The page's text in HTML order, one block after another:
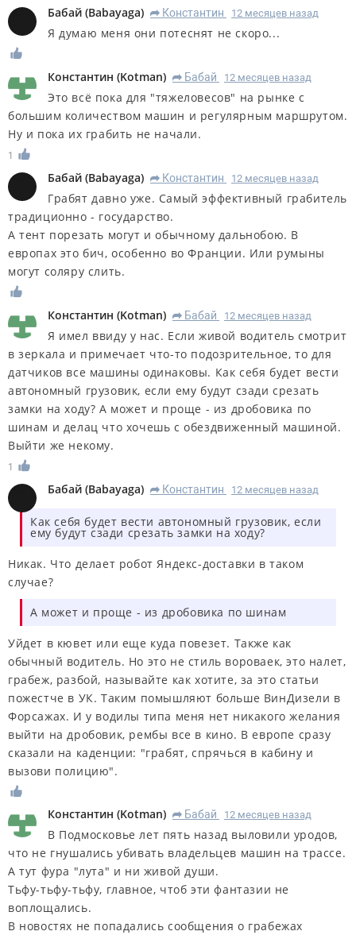
Бабай (Babayaga) R Константин 12 месяцев назад
Я думаю меня они потеснят не скоро...
Константин (Kotman) R Бабай 12 месяцев назад
Это всё пока для "тяжеловесов" на рынке с
большим количеством машин и регулярным маршрутом.
Ну и пока их грабить не начали.
1
Бабай (Babayaga) R Константин 12 месяцев назад
Грабят давно уже. Самый эффективный грабитель
традиционно - государство.
А тент порезать могут и обычному дальнобою. В
европах это бич, особенно во Франции. Или румыны
могут соляру слить.
Константин (Kotman) R Бабай 12 месяцев назад
Я имел ввиду у нас. Если живой водитель смотрит
в зеркала и примечает что-то подозрительное, то для
датчиков все машины одинаковы. Как себя будет вести
автономный грузовик, если ему будут сзади срезать
замки на ходу? А может и проще - из дробовика по
шинам и делац что хочешь с обездвиженный машиной.
Выйти же некому.
1
Бабай (Babayaga) R Константин 12 месяцев назад
Как себя будет вести автономный грузовик, если
ему будут сзади срезать замки на ходу?
Никак. Что делает робот Яндекс-доставки в таком
случае?
А может и проще - из дробовика по шинам
Уйдет в кювет или еще куда повезет. Также как
обычный водитель. Но это не стиль вороваек, это налет,
грабеж, разбой, называйте как хотите, за это статьи
пожестче в УК. Таким помышляют больше ВинДизели в
Форсажах. И у водилы типа меня нет никакого желания
выйти на дробовик, рембы все в кино. В европе сразу
сказали на каденции: "грабят, спрячься в кабину и
вызови полицию".
Константин (Kotman) R Бабай 12 месяцев назад
В Подмосковье лет пять назад выловили уродов,
что не гнушались убивать владельцев машин на трассе.
А тут фура "лута" и ни живой души.
Тьфу-тьфу-тьфу, главное, чтоб эти фантазии не
воплощались.
В новостях не попадались сообщения о грабежах